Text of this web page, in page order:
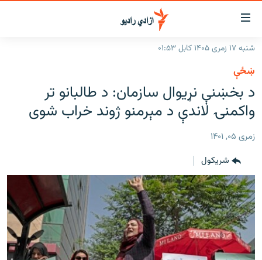
د
لاسرسۍ
وړ
لېنکونه
اصلي
متن
ته
ورتلل
اصلي
ورتلل
لټون
پاڼې
مراجعه
راپورونه
افغانستان
نړۍ
خبرونه
مرکې
اونیزې خپرونې
انځوریزه برخه
ورزش
د کډوالۍ بحران
'کووېډ-۱۹'
شنبه ۱۷ زمری ۱۴۰۵ کابل ۰۱:۵۳
ښځې
د بخښنې نړیوال سازمان: د طالبانو تر
واکمنۍ لاندې د مېرمنو ژوند خراب شوی
زمری ۰۵, ۱۴۰۱
شريکول